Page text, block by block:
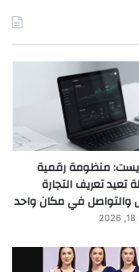
منظومة رقمية
تعيد تعريف التجارة
والتواصل في مكان واحد